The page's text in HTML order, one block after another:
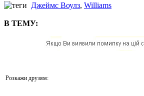
Джеймс Воулз, Williams
В ТЕМУ:
Розкажи друзям: